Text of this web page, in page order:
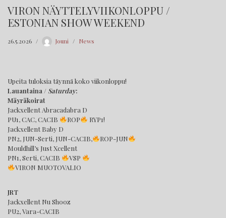
VIRON NÄYTTELYVIIKONLOPPU /
ESTONIAN SHOW WEEKEND
26.5.2026 Jouni News
Upeita tuloksia täynnä koko viikonloppu!
Lauantaina / Saturday:
Mäyräkoirat
Jackxellent Abracadabra D
PU1, CAC, CACIB
ROP
RYP1!
Jackxellent Baby D
PN2, JUN-Serti, JUN-CACIB,
ROP-JUN
Mouldhill’s Just Xcellent
PN1, Serti, CACIB
VSP
VIRON MUOTOVALIO
JRT
Jackxellent Nu Shooz
PU2, Vara-CACIB